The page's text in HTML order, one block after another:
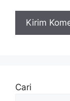
Cari